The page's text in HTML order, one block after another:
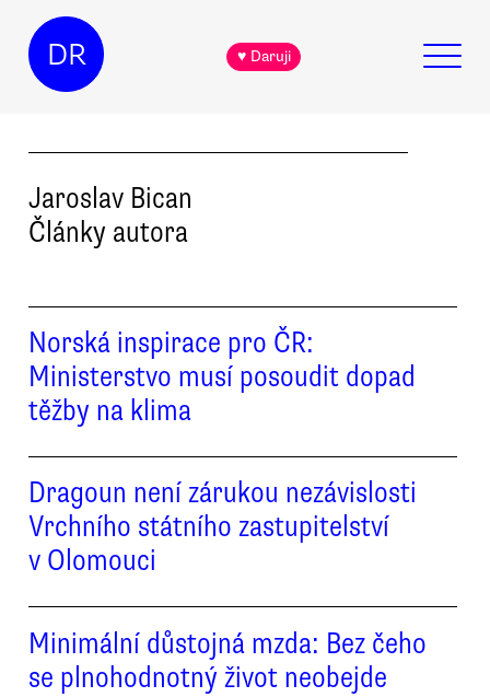
DR ♥ Daruji
Jaroslav Bican
Články autora
Norská inspirace pro ČR:
Ministerstvo musí posoudit dopad
těžby na klima
Dragoun není zárukou nezávislosti
Vrchního státního zastupitelství
v Olomouci
Minimální důstojná mzda: Bez čeho
se plnohodnotný život neobejde